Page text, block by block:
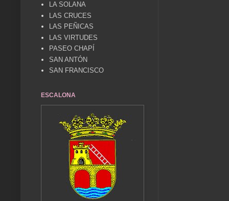
LA SOLANA
LAS CRUCES
LAS PEÑICAS
LAS VIRTUDES
PASEO CHAPÍ
SAN ANTÓN
SAN FRANCISCO
ESCALONA